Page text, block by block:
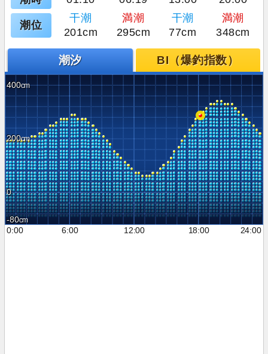
潮位
干潮 満潮 干潮
満潮
201cm
295cm 77cm 348cm
潮汐 BI（爆釣指数）
400
200
0
-80
0:00
6:00 12:00 18:00 24:00